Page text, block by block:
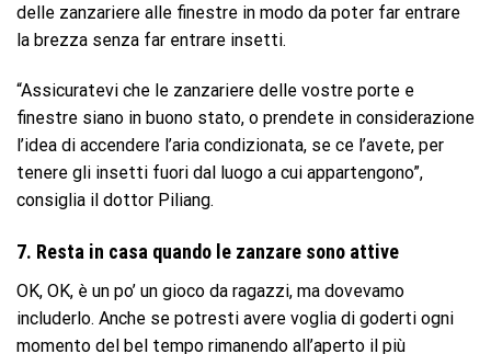
delle zanzariere alle finestre in modo da poter far entrare
la brezza senza far entrare insetti.
“Assicuratevi che le zanzariere delle vostre porte e
finestre siano in buono stato, o prendete in considerazione
l’idea di accendere l’aria condizionata, se ce l’avete, per
tenere gli insetti fuori dal luogo a cui appartengono”,
consiglia il dottor Piliang.
7. Resta in casa quando le zanzare sono attive
OK, OK, è un po’ un gioco da ragazzi, ma dovevamo
includerlo. Anche se potresti avere voglia di goderti ogni
momento del bel tempo rimanendo all’aperto il più